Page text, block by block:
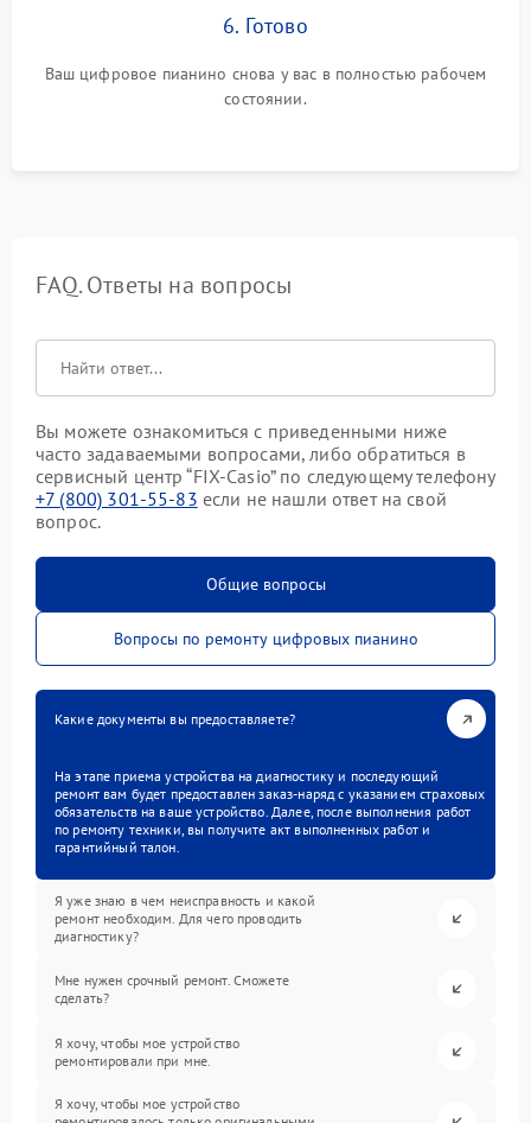
6. Готово
Ваш цифровое пианино снова у вас в полностью рабочем
состоянии.
FAQ. Ответы на вопросы
Вы можете ознакомиться с приведенными ниже
часто задаваемыми вопросами, либо обратиться в
сервисный центр “FIX-Casio” по следующему телефону
+7 (800) 301-55-83 если не нашли ответ на свой
вопрос.
Общие вопросы
Вопросы по ремонту цифровых пианино
Какие документы вы предоставляете?
На этапе приема устройства на диагностику и последующий
ремонт вам будет предоставлен заказ-наряд с указанием страховых
обязательств на ваше устройство. Далее, после выполнения работ
по ремонту техники, вы получите акт выполненных работ и
гарантийный талон.
Я уже знаю в чем неисправность и какой
ремонт необходим. Для чего проводить
диагностику?
Мне нужен срочный ремонт. Сможете
сделать?
Я хочу, чтобы мое устройство
ремонтировали при мне.
Я хочу, чтобы мое устройство